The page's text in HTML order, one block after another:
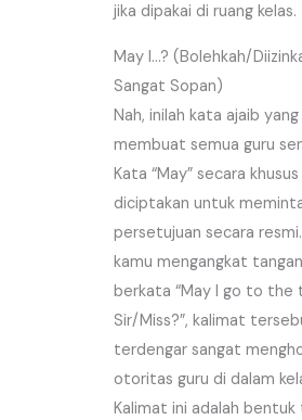
jika dipakai di ruang kelas.
May I…? (Bolehkah/
Sangat Sopan)
Nah, inilah kata ajaib yang
membuat semua guru
Kata “May” secara
diciptakan untuk
persetujuan secara
kamu mengangkat
berkata “May I go to the
Sir/Miss?”, kalimat
terdengar sangat
otoritas guru di dalam
Kalimat ini adalah